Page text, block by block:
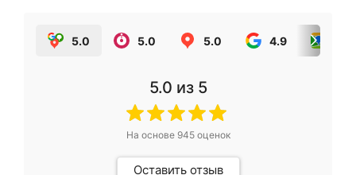
5.0 5.0 5.0 4.9
5.0 из 5
На основе 945оценок
Оставить отзыв